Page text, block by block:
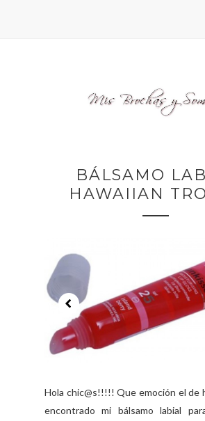
BÁLSAMO
HAWAIIAN
Hola chic@s!!!!! Que emoción el de
encontrado mi bálsamo labial